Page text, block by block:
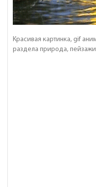
Красивая картинка, gif
раздела природа, пейзажи